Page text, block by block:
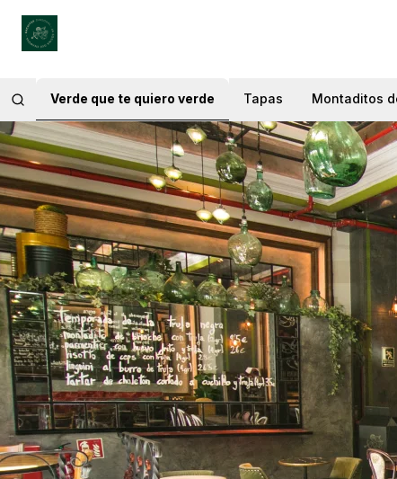
Verde que te quiero verde Tapas Montaditos